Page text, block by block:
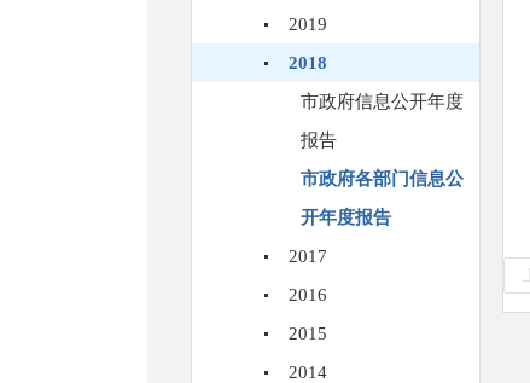
2019
2018
市政府信息公开年度
报告
市政府各部门信息公
开年度报告
2017
2016
2015
2014